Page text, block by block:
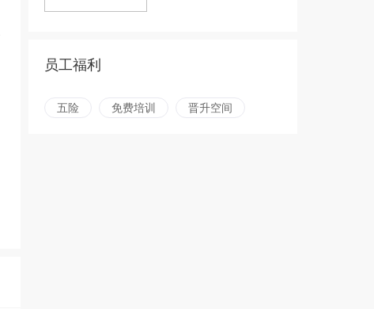
员工福利
五险 免费培训 晋升空间